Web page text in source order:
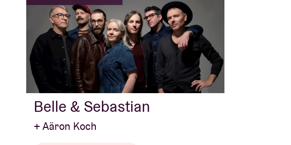
Belle & Sebastian
+ Aäron Koch